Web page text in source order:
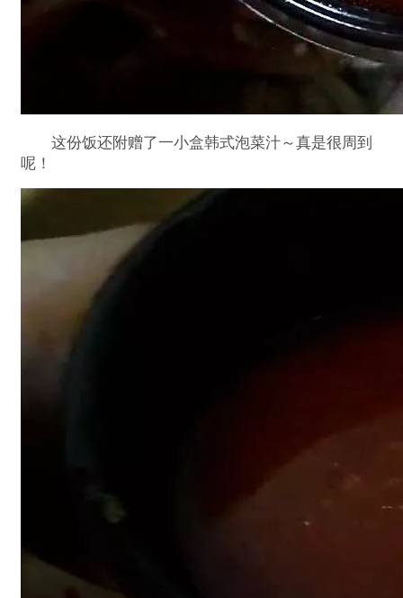
这份饭还附赠了一小盒韩式泡菜汁～真是很周到
呢！